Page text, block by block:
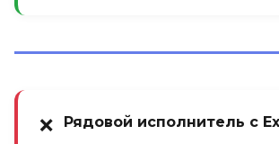
❌ Рядовой исполнитель с